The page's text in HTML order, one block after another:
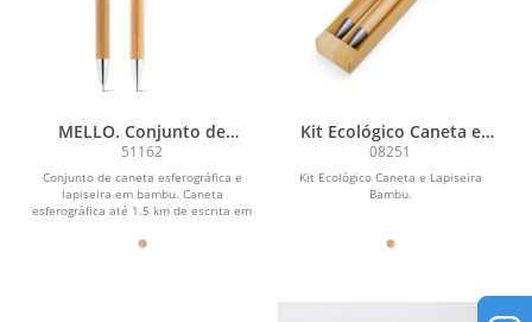
MELLO. Conjunto de
caneta esferográfica com
escrita em azul e lapiseira,
ambas em bambu
51162
Conjunto de caneta esferográfica e
lapiseira em bambu. Caneta
esferográfica até 1.5 km de escrita em
Kit Ecológico Caneta e
Lapiseira Bambu
08251
Kit Ecológico Caneta e Lapiseira
Bambu.